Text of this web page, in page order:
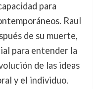
para
Raul
de su muerte,
para entender la
de las ideas
y el individuo.